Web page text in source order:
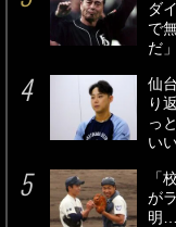
ダ
で
だ」
仙
り
っ
い
「
が
明…